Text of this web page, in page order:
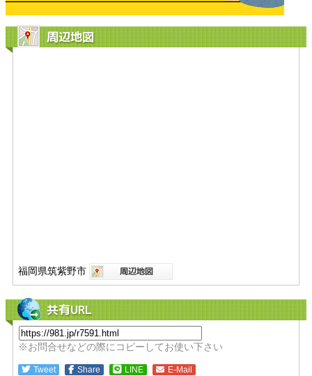
周辺地図
福岡県筑紫野市
共有URL
※お問合せなどの際にコピーしてお使い下さい
Tweet Share LINE E-Mail